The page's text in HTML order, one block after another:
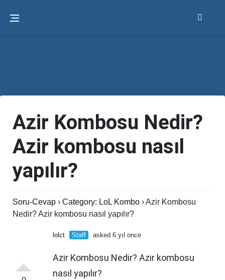
Azir Kombosu Nedir?
Azir kombosu nasıl
yapılır?
Soru-Cevap › Category: LoL Kombo ›Azir Kombosu
Nedir? Azir kombosu nasıl yapılır?
lolct Staff asked 6 yıl once
Azir Kombosu Nedir? Azir kombosu
nasıl yapılır?